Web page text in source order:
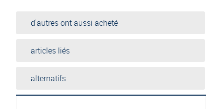
d'autres ont aussi acheté
articles liés
alternatifs